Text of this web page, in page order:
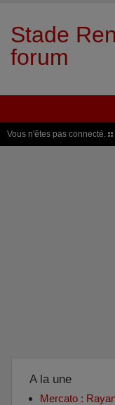
Stade
forum
Vous n'êtes pas connecté.
A la une
Mercato :